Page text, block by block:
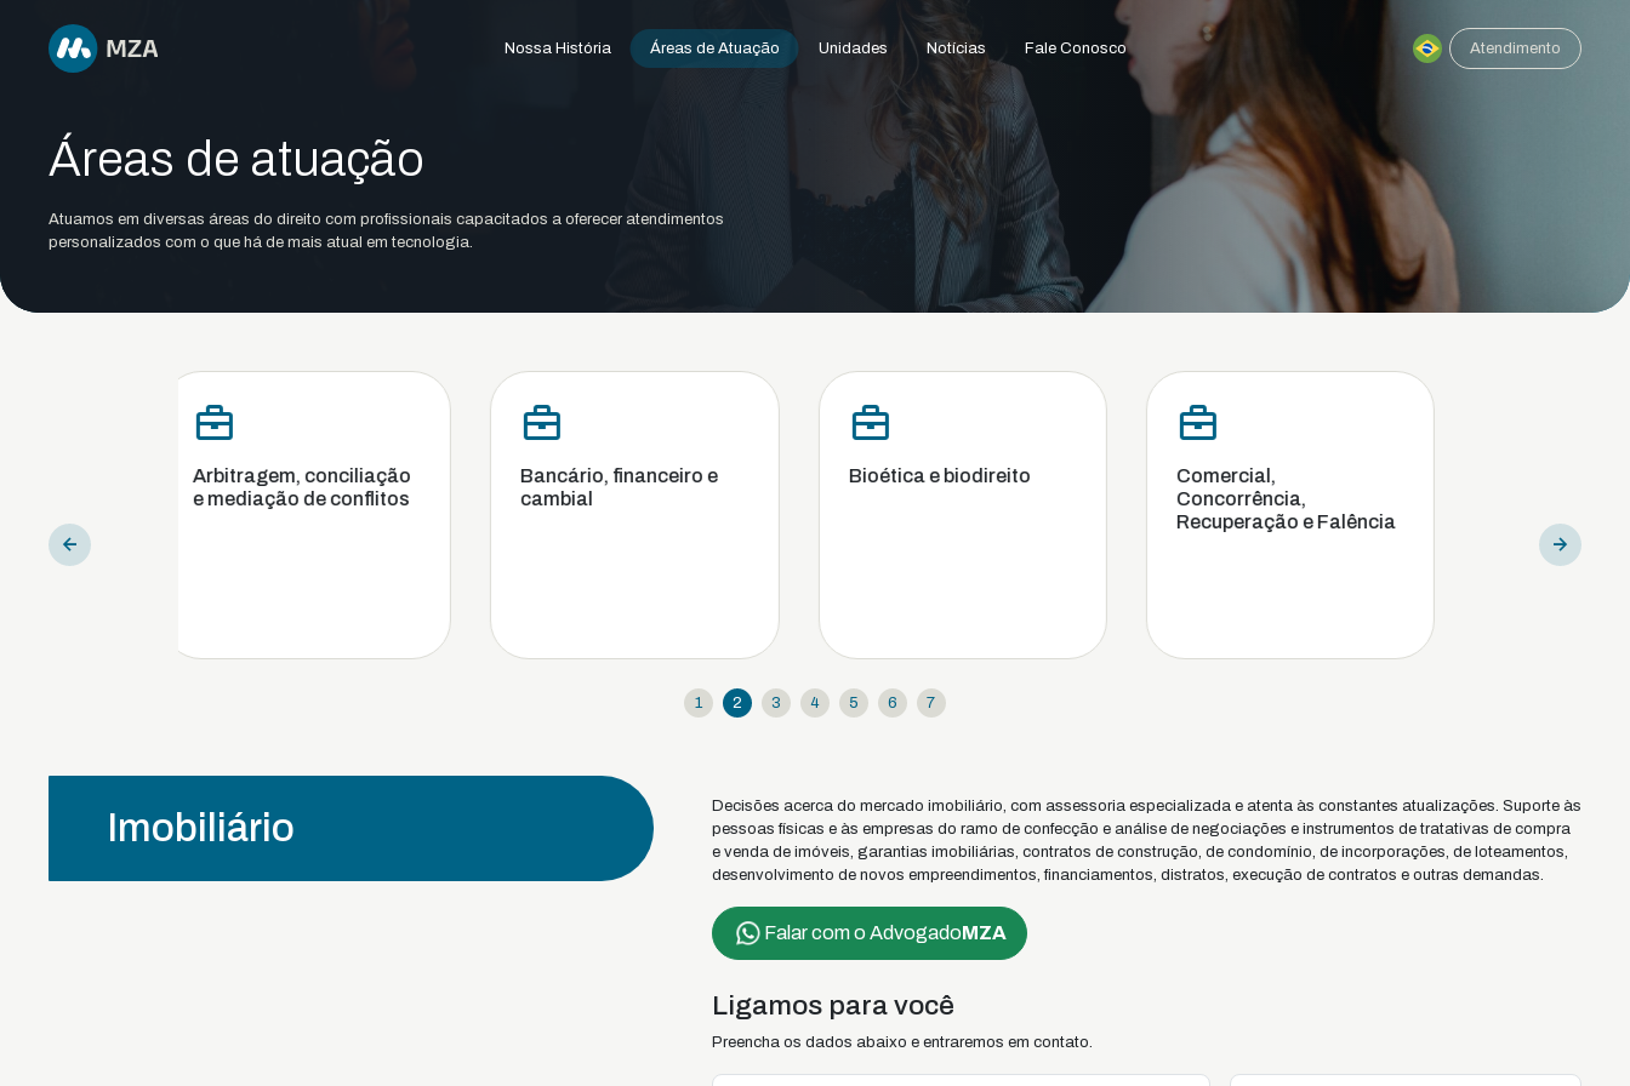
Nossa História Áreas de Atuação Unidades Notícias Fale Conosco Atendimento
Áreas de atuação
Atuamos em diversas áreas do direito com profissionais capacitados a oferecer atendimentos
personalizados com o que há de mais atual em tecnologia.
Arbitragem, conciliação
e mediação de conflitos
Bancário, financeiro e
cambial
Bioética e biodireito
Recuperação e Falência
1 2 3 4 5 6 7
Imobiliário
Decisões acerca do mercado imobiliário, com assessoria especializada e atenta às constantes atualizações. Suporte às
pessoas físicas e às empresas do ramo de confecção e análise de negociações e instrumentos de tratativas de compra
e venda de imóveis, garantias imobiliárias, contratos de construção, de condomínio, de incorporações, de loteamentos,
desenvolvimento de novos empreendimentos, financiamentos, distratos, execução de contratos e outras demandas.
Falar com o AdvogadoMZA
Ligamos para você
Preencha os dados abaixo e entraremos em contato.